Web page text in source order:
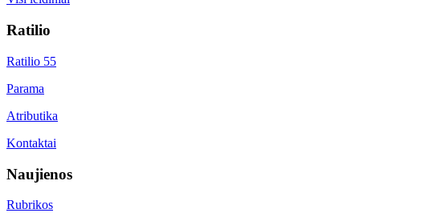
Ratilio
Ratilio 55
Parama
Atributika
Kontaktai
Naujienos
Rubrikos